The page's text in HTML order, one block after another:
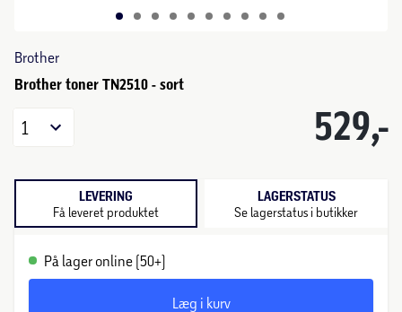
Brother
Brother toner TN2510 - sort
529,-
1
LEVERING
Få leveret produktet
LAGERSTATUS
Se lagerstatus i butikker
På lager online (50+)
Læg i kurv